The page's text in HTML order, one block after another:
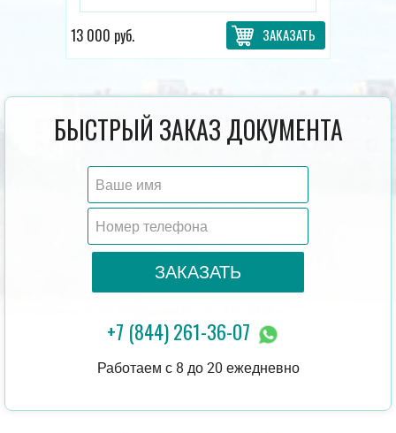
13 000 руб. ЗАКАЗАТЬ
БЫСТРЫЙ ЗАКАЗ ДОКУМЕНТА
ЗАКАЗАТЬ
+7 (844) 261-36-07
Работаем с 8 до 20 ежедневно